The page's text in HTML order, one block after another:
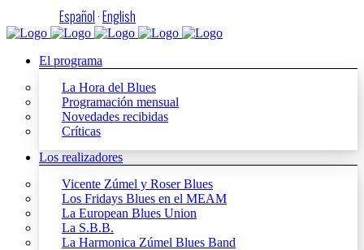
Español·English
El programa
La Hora del Blues
Programación mensual
Novedades recibidas
Críticas
Los realizadores
Vicente Zúmel y Roser Blues
Los Fridays Blues en el MEAM
La European Blues Union
La S.B.B.
La Harmonica Zúmel Blues Band